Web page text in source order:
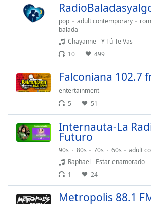
Duration-:-
Loaded:
Seek to
currently
behind
LIVE
Time-
pop adult contemporary
balada
Chayanne - Y Tú Te Vas
10
499
Falconiana 102.7
entertainment
5
51
Internauta-La
Futuro
90s 80s 70s 60s
adult
Raphael - Estar enamorado
1
24
Metropolis 88.1